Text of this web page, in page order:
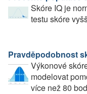
Skóre IQ je
testu skóre
Pravděpodobnost
Výkonové
modelovat
více než 80